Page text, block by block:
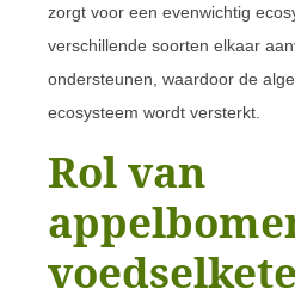
zorgt voor een evenwichtig
verschillende soorten elkaar
ondersteunen, waardoor de
ecosysteem wordt versterkt.
Rol van